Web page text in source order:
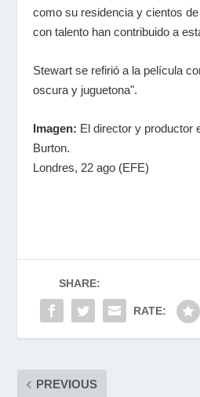
como su residencia y cientos
con talento han contribuido a
Stewart se refirió a la película
oscura y juguetona".
Imagen: El director y productor
Burton.
Londres, 22 ago (EFE)
SHARE:
RATE:
PREVIOUS